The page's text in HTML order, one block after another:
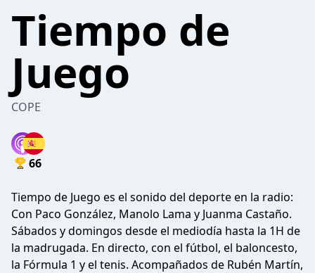
Tiempo de
Juego
COPE
66
Tiempo de Juego es el sonido del deporte en la radio:
Con Paco González, Manolo Lama y Juanma Castaño.
Sábados y domingos desde el mediodía hasta la 1H de
la madrugada. En directo, con el fútbol, el baloncesto,
la Fórmula 1 y el tenis. Acompañados de Rubén Martín,